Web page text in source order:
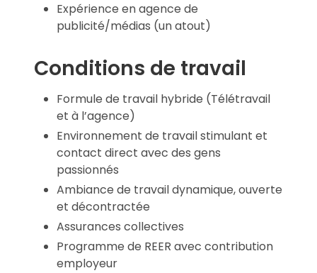
Expérience en agence de
publicité/médias (un atout)
Conditions de travail
Formule de travail hybride (Télétravail
et à l’agence)
Environnement de travail stimulant et
contact direct avec des gens
passionnés
Ambiance de travail dynamique, ouverte
et décontractée
Assurances collectives
Programme de REER avec contribution
employeur